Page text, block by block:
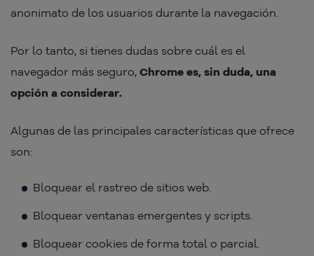
anonimato de los usuarios durante la navegación.
Por lo tanto, si tienes dudas sobre cuál es el
navegador más seguro, Chrome es, sin duda, una
opción a considerar.
Algunas de las principales características que ofrece
son:
Bloquear el rastreo de sitios web.
Bloquear ventanas emergentes y scripts.
Bloquear cookies de forma total o parcial.